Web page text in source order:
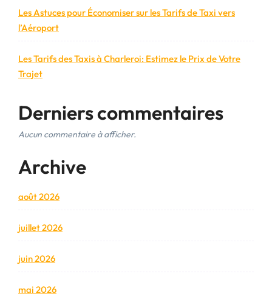
Les Astuces pour Économiser sur les Tarifs de Taxi vers
l’Aéroport
Les Tarifs des Taxis à Charleroi: Estimez le Prix de Votre
Trajet
Derniers commentaires
Aucun commentaire à afficher.
Archive
août 2026
juillet 2026
juin 2026
mai 2026